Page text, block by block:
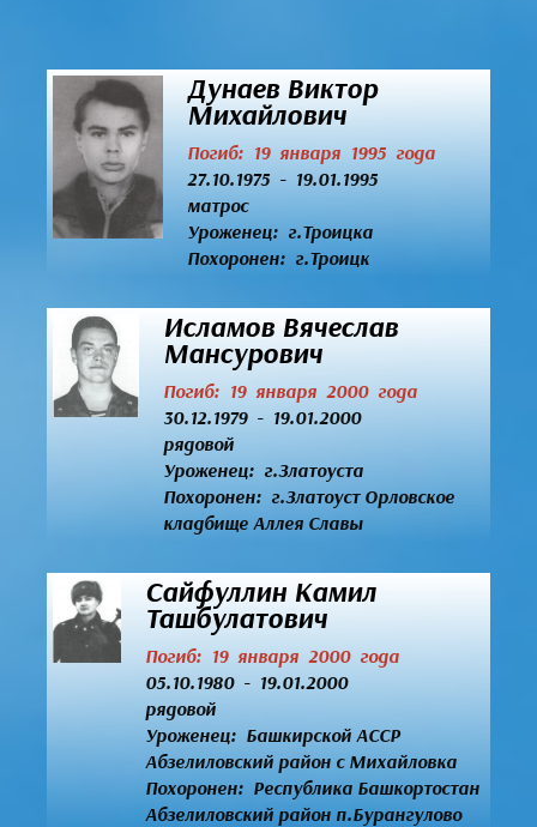
Дунаев Виктор
Михайлович
Погиб: 19 января 1995 года
27.10.1975 - 19.01.1995
матрос
Уроженец:г.Троицка
Похоронен: г.Троицк
Исламов Вячеслав
Мансурович
Погиб: 19 января 2000 года
30.12.1979 - 19.01.2000
рядовой
Уроженец:г.Златоуста
Похоронен: г.Златоуст Орловское
кладбище Аллея Славы
Сайфуллин Камил
Ташбулатович
Погиб: 19 января 2000 года
05.10.1980 - 19.01.2000
рядовой
Уроженец:Башкирской АССР
Абзелиловский район с Михайловка
Похоронен: Республика Башкортостан
Абзелиловский район п.Бурангулово